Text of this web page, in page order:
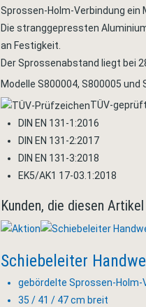
Sprossen-Holm-Verbindung ein
Die stranggepressten
an Festigkeit.
Der Sprossenabstand liegt bei
Modelle S800004, S800005 und
TÜV-
DIN EN 131-1:2016
DIN EN 131-2:2017
DIN EN 131-3:2018
EK5/AK1 17-03.1:2018
Kunden, die diesen
Schiebeleiter
gebördelte Sprossen-Holm-
35 / 41 / 47 cm breit